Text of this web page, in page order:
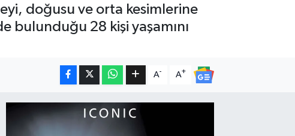
doğusu ve orta kesimlerine
bulunduğu 28 kişi yaşamını
A- A+